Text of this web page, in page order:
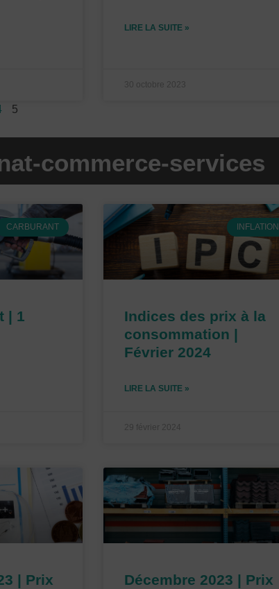
LIRE LA SUITE »
30 octobre 2023
5
commerce-services
CARBURANT
| 1
INFLATION
Indices des prix à la
consommation |
Février 2024
LIRE LA SUITE »
29 février 2024
| Prix
Décembre 2023 | Prix
a
g
e